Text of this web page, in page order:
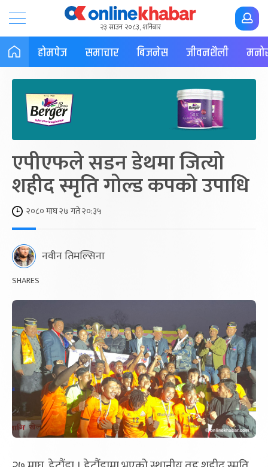
२३ साउन २०८३, शनिबार
होमपेज समाचार बिजनेस जीवनशैली
एपीएफले सडन डेथमा जित्यो
शहीद स्मृति गोल्ड कपको उपाधि
२०८० माघ २७ गते २०:३५
नवीन तिमल्सिना
SHARES